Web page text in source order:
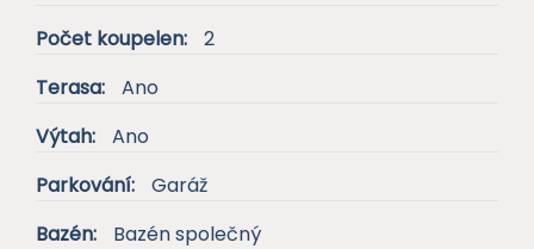
Počet koupelen:
2
Terasa:
Ano
Výtah:
Ano
Parkování:
Garáž
Bazén:
Bazén společný